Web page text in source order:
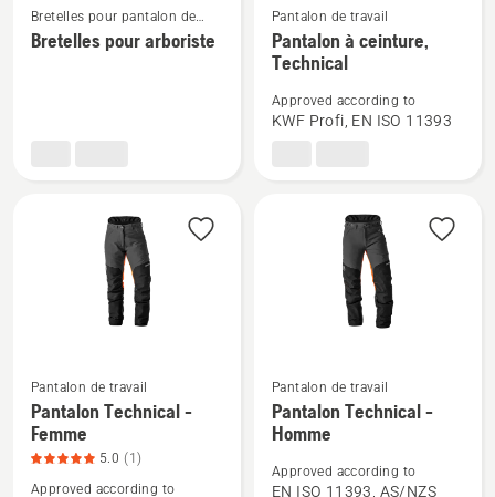
Voir
plus
Bretelles pour pantalon de
travail
Bretelles pour arboriste
Voir
plus
détails
sur
Pantalon de travail
Pantalon à ceinture,
Technical
Approved according to
KWF Profi, EN ISO 11393
Voir
plus
de
détails
Pantalon de travail
Pantalon Technical -
Femme
5.0 (1)
Approved according to
Voir
plus
détails
Pantalon de travail
Pantalon Technical -
Homme
Approved according to
EN ISO 11393, AS/NZS